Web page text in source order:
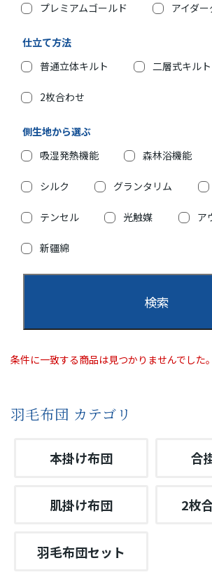
プレミアムゴールド アイダ
仕立て方法
普通立体キルト
二層式キルト
2枚合わせ
側生地から選ぶ
吸湿発熱機能
森林浴機能
シルク グランタリム
テンセル 光触媒 ア
新疆綿
条件に一致する商品は見つかりませんでした。
羽毛布団 カテゴリ
本掛け布団 合
肌掛け布団 2枚
羽毛布団セット